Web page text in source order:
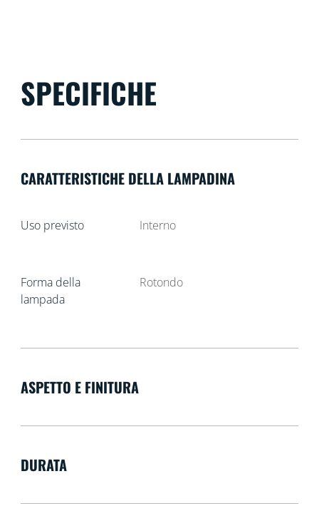
SPECIFICHE
CARATTERISTICHE DELLA LAMPADINA
Uso previsto Interno
Forma della
lampada
Rotondo
ASPETTO E FINITURA
DURATA